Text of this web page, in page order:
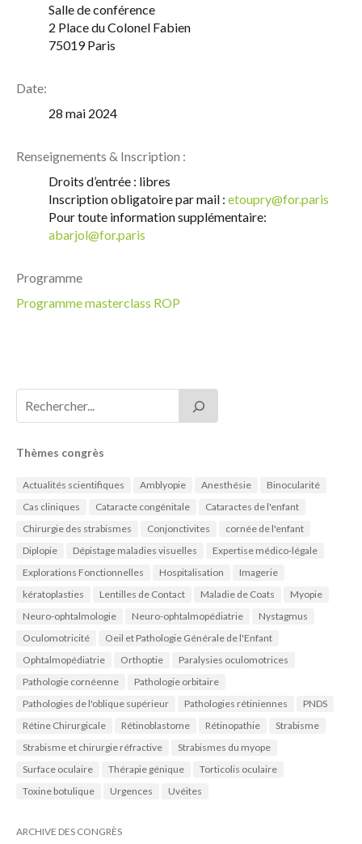
Salle de conférence
2 Place du Colonel Fabien
75019 Paris
Date:
28 mai 2024
Renseignements & Inscription :
Droits d’entrée : libres
Inscription obligatoire par mail : etoupry@for.paris
Pour toute information supplémentaire:
abarjol@for.paris
Programme
Programme masterclass ROP
Thèmes congrès
Actualités scientifiques Amblyopie Anesthésie
Binocularité
Cas cliniques
Cataracte congénitale
Cataractes de l'enfant
Chirurgie des strabismes
Conjonctivites
cornée de l'enfant
Diplopie
Dépistage maladies visuelles
Expertise médico-légale
Explorations Fonctionnelles
Hospitalisation
Imagerie
kératoplasties
Lentilles de Contact Maladie de Coats
Myopie
Neuro-ophtalmologie
Neuro-ophtalmopédiatrie
Nystagmus
Oculomotricité
Oeil et Pathologie Générale de l'Enfant
Ophtalmopédiatrie
Orthoptie
Paralysies oculomotrices
Pathologie cornéenne
Pathologie orbitaire
Pathologies de l'oblique supérieur
Pathologies rétiniennes
PNDS
Rétine Chirurgicale
Rétinoblastome Rétinopathie
Strabisme
Strabisme et chirurgie réfractive
Strabismes du myope
Surface oculaire
Thérapie génique
Torticolis oculaire
Toxine botulique
Urgences Uvéites
ARCHIVE DES CONGRÈS